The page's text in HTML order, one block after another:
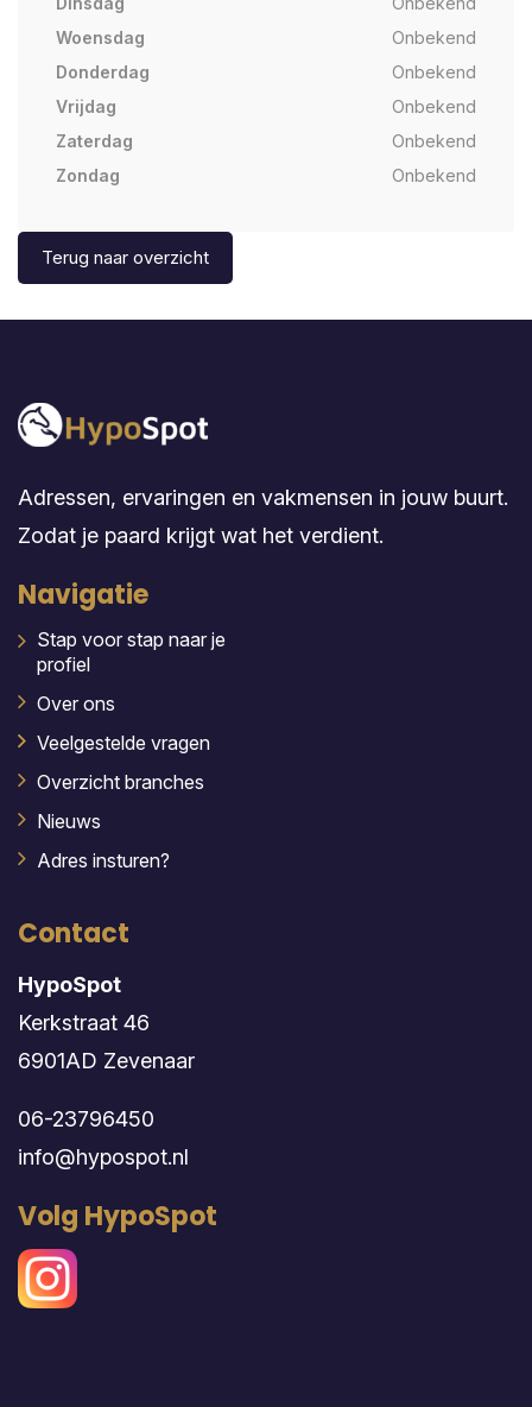
Woensdag
Onbekend
Donderdag
Onbekend
Vrijdag
Onbekend
Zaterdag
Onbekend
Zondag
Onbekend
Terug naar overzicht
Adressen, ervaringen en vakmensen in jouw buurt.
Zodat je paard krijgt wat het verdient.
Navigatie
Stap voor stap naar je
profiel
Over ons
Veelgestelde vragen
Overzicht branches
Nieuws
Adres insturen?
Contact
HypoSpot
Kerkstraat 46
6901AD Zevenaar
06-23796450
info@hypospot.nl
Volg HypoSpot